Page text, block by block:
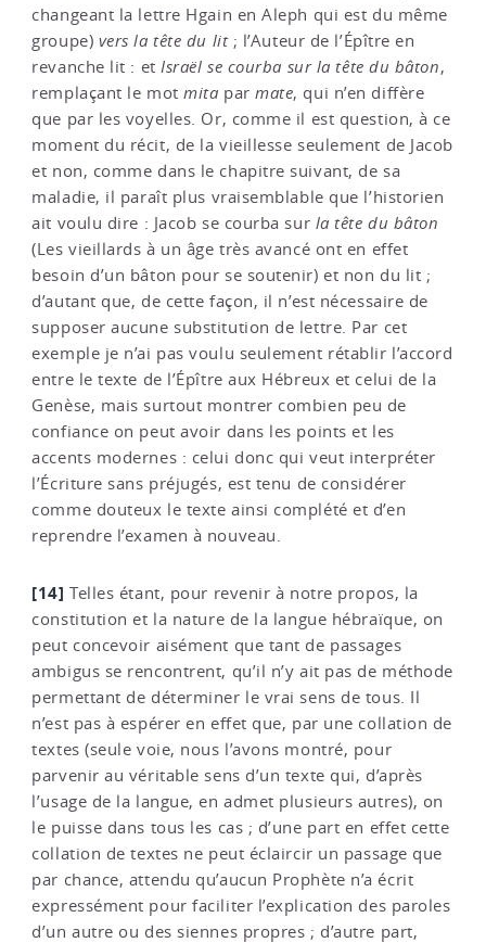
changeant la lettre Hgain en Aleph qui est du même
groupe) vers la tête du lit; l’Auteur de l’Épître en
revanche lit : et Israël se courba sur la tête du bâton,
remplaçant le motmita parmate, qui n’en diffère
que par les voyelles. Or, comme il est question, à ce
moment du récit, de la vieillesse seulement de Jacob
et non, comme dans le chapitre suivant, de sa
maladie, il paraît plus vraisemblable que l’historien
ait voulu dire : Jacob se courba sur la tête du bâton
(Les vieillards à un âge très avancé ont en effet
besoin d’un bâton pour se soutenir) et non du lit ;
d’autant que, de cette façon, il n’est nécessaire de
supposer aucune substitution de lettre. Par cet
exemple je n’ai pas voulu seulement rétablir l’accord
entre le texte de l’Épître aux Hébreux et celui de la
Genèse, mais surtout montrer combien peu de
confiance on peut avoir dans les points et les
accents modernes : celui donc qui veut interpréter
l’Écriture sans préjugés, est tenu de considérer
comme douteux le texte ainsi complété et d’en
reprendre l’examen à nouveau.
[14] Telles étant, pour revenir à notre propos, la
constitution et la nature de la langue hébraïque, on
peut concevoir aisément que tant de passages
ambigus se rencontrent, qu’il n’y ait pas de méthode
permettant de déterminer le vrai sens de tous. Il
n’est pas à espérer en effet que, par une collation de
textes (seule voie, nous l’avons montré, pour
parvenir au véritable sens d’un texte qui, d’après
l’usage de la langue, en admet plusieurs autres), on
le puisse dans tous les cas ; d’une part en effet cette
collation de textes ne peut éclaircir un passage que
par chance, attendu qu’aucun Prophète n’a écrit
expressément pour faciliter l’explication des paroles
d’un autre ou des siennes propres ; d’autre part,